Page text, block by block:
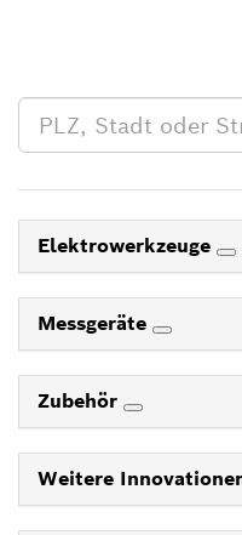
Elektrowerkzeuge
Messgeräte
Zubehör
Weitere